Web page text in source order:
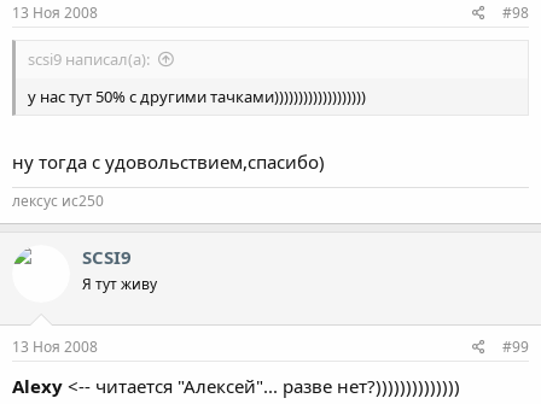
13 Ноя 2008 #98
scsi9 написал(а):
у нас тут 50% с другими тачками)))))))))))))))))))
ну тогда с удовольствием,спасибо)
лексус ис250
SCSI9
Я тут живу
13 Ноя 2008 #99
Alexy <-- читается "Алексей"... разве нет?))))))))))))))